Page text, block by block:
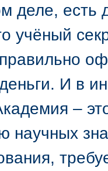
деле, есть
учёный
И в
–
научных